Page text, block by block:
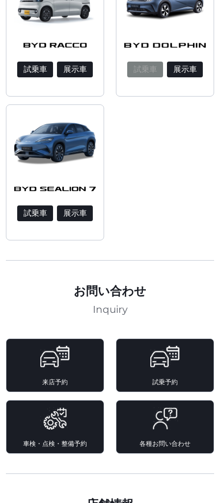
試乗車 展示車 試乗車 展示車
試乗車 展示車
お問い合わせ
Inquiry
来店予約 試乗予約
車検・点検・整備予約 各種お問い合わせ